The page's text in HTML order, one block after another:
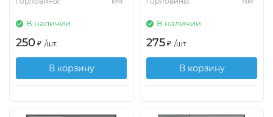
В наличии
250 ₽ /шт.
В корзину
В наличии
275 ₽ /шт.
В корзину